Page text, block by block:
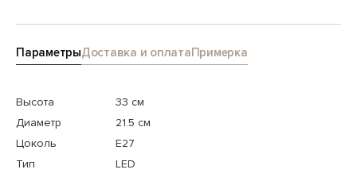
ПараметрыДоставка и оплатаПримерка
Высота
33 см
Диаметр
21.5 см
Цоколь
E27
Тип
LED